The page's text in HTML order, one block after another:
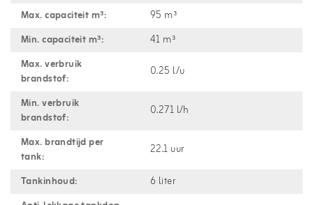
Max. capaciteit m³:
95 m³
Min. capaciteit m³:
41 m³
Max. verbruik
brandstof:
0.25 l/u
Min. verbruik
brandstof:
0.271 l/h
Max. brandtijd per
tank:
22.1 uur
Tankinhoud:
6 liter